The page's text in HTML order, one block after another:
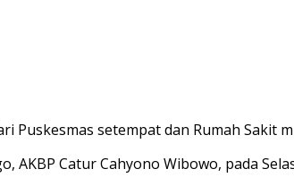
Puskesmas setempat dan Rumah Sakit
AKBP Catur Cahyono Wibowo, pada